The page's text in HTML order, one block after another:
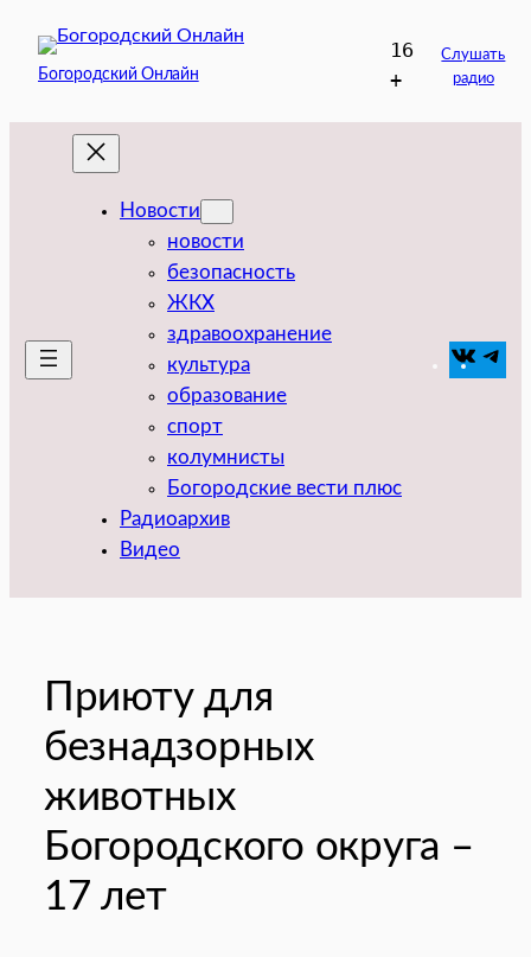
содержимому
Богородский Онлайн
16
+
Слушать
радио
Новости
новости
безопасность
ЖКХ
здравоохранение
культура
образование
спорт
колумнисты
Богородские вести плюс
Радиоархив
Видео
VK
Приюту для
безнадзорных
животных
Богородского округа –
17 лет